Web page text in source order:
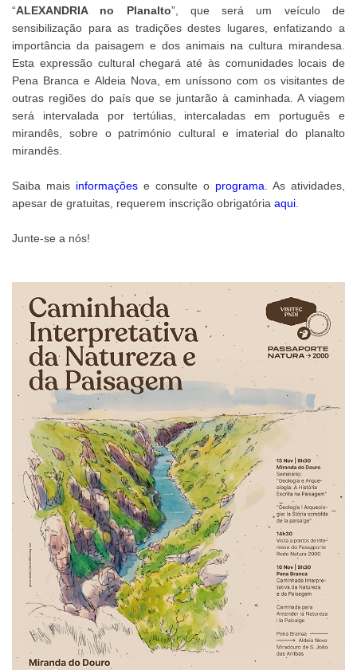
“ALEXANDRIA no Planalto”, que será um veículo de
sensibilização para as tradições destes lugares, enfatizando a
importância da paisagem e dos animais na cultura mirandesa.
Esta expressão cultural chegará até às comunidades locais de
Pena Branca e Aldeia Nova, em uníssono com os visitantes de
outras regiões do país que se juntarão à caminhada. A viagem
será intervalada por tertúlias, intercaladas em português e
mirandês, sobre o património cultural e imaterial do planalto
mirandês.
Saiba mais informações e consulte o programa . As atividades,
apesar de gratuitas, requerem inscrição obrigatória aqui
Junte-se a nós!